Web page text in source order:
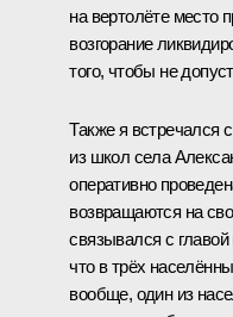
на вертолёте место
возгорание
того, чтобы не
Также я встречался
из школ села
оперативно
возвращаются на
связывался с
что в трёх
вообще, один из